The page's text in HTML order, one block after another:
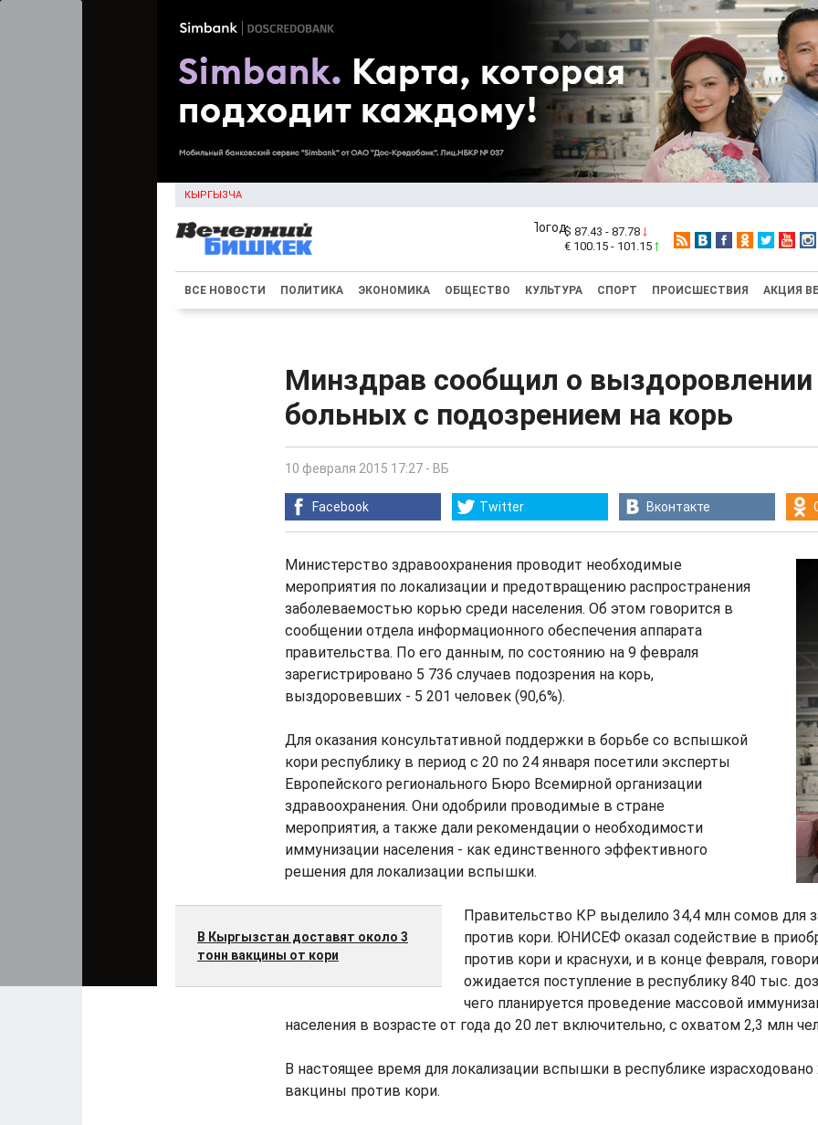
КЫРГЫЗЧА
$ 87.43 - 87.78
€ 100.15 - 101.15
ВСЕ НОВОСТИ ПОЛИТИКА ЭКОНОМИКА ОБЩЕСТВО КУЛЬТУРА СПОРТ ПРОИСШЕСТВИЯ АКЦИЯ
Минздрав сообщил о выздоровлении
больных с подозрением на корь
10 февраля 2015 17:27 - ВБ
Facebook Twitter Вконтакте
Министерство здравоохранения проводит необходимые
мероприятия по локализации и предотвращению распространения
заболеваемостью корью среди населения. Об этом говорится в
сообщении отдела информационного обеспечения аппарата
правительства. По его данным, по состоянию на 9 февраля
зарегистрировано 5 736 случаев подозрения на корь,
выздоровевших - 5 201 человек (90,6%).
Для оказания консультативной поддержки в борьбе со вспышкой
кори республику в период с 20 по 24 января посетили эксперты
Европейского регионального Бюро Всемирной организации
здравоохранения. Они одобрили проводимые в стране
мероприятия, а также дали рекомендации о необходимости
иммунизации населения - как единственного эффективного
решения для локализации вспышки.
В Кыргызстан доставят около 3
тонн вакцины от кори
Правительство КР выделило 34,4 млн сомов для
против кори. ЮНИСЕФ оказал содействие в
против кори и краснухи, и в конце февраля,
ожидается поступление в республику 840 тыс.
чего планируется проведение массовой
населения в возрасте от года до 20 лет включительно, с охватом 2,3 млн
В настоящее время для локализации вспышки в республике израсходовано
вакцины против кори.